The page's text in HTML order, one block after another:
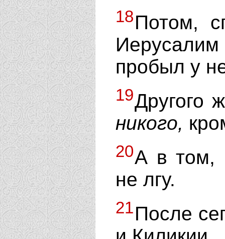
18Потом,
пробыл у
19Другого
никого,
20А в том,
не лгу.
21После